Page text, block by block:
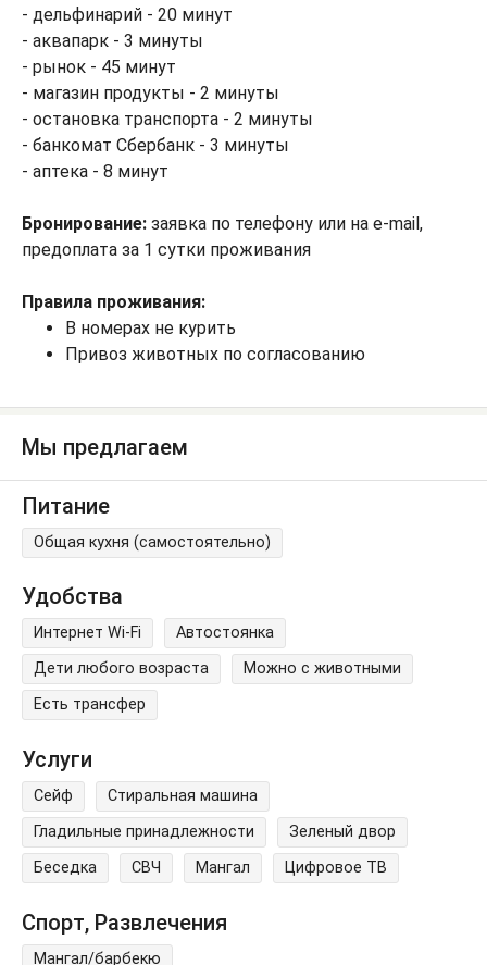
- дельфинарий - 20 минут
- аквапарк - 3 минуты
- рынок - 45 минут
- магазин продукты - 2 минуты
- остановка транспорта - 2 минуты
- банкомат Сбербанк - 3 минуты
- аптека - 8 минут
Бронирование: заявка по телефону или на e-mail,
предоплата за 1 сутки проживания
Правила проживания:
В номерах не курить
Привоз животных по согласованию
Мы предлагаем
Питание
Общая кухня (самостоятельно)
Удобства
Интернет Wi-Fi
Автостоянка
Дети любого возраста
Можно с животными
Есть трансфер
Услуги
Сейф
Стиральная машина
Гладильные принадлежности
Зеленый двор
Беседка
СВЧ Мангал Цифровое ТВ
Спорт, Развлечения
Мангал/барбекю